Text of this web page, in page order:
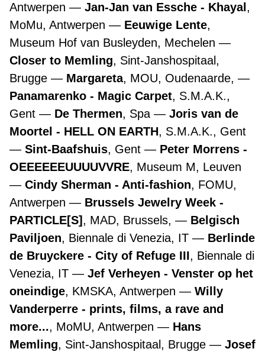
Antwerpen
Jan-Jan van Essche - Khayal ,
MoMu, Antwerpen
Eeuwige Lente,
Museum Hof van Busleyden, Mechelen
Closer to Memling, Sint-Janshospitaal,
Brugge
Margareta, MOU, Oudenaarde,
Panamarenko - Magic Carpet, S.M.A.K.,
Gent
De Thermen, Spa
Joris van de
Moortel - HELL ON EARTH, S.M.A.K., Gent
Sint-Baafshuis, Gent
Peter Morrens -
OEEEEEEUUUUVVRE, Museum M, Leuven
Cindy Sherman - Anti-fashion, FOMU,
Antwerpen
Brussels Jewelry Week -
PARTICLE[S] , MAD, Brussels,
Belgisch
Paviljoen, Biennale di Venezia, IT
Berlinde
de Bruyckere - City of Refuge III, Biennale di
Venezia, IT
Jef Verheyen - Venster op het
oneindige, KMSKA, Antwerpen
Willy
Vanderperre - prints, films, a rave and
more..., MoMU, Antwerpen
Hans
Memling, Sint-Janshospitaal, Brugge
Josef